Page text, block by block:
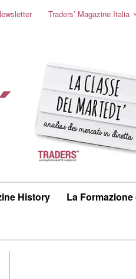
Traders’ Magazine Italia
History La